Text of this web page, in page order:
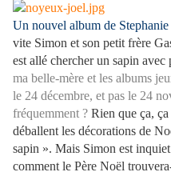
Un nouvel album de
vite Simon et son petit frère
est allé chercher un sapin avec
ma belle-mère et les albums
le 24 décembre, et pas le 24
fréquemment ? Rien que ça,
déballent les décorations de
sapin ». Mais Simon est
comment le Père Noël